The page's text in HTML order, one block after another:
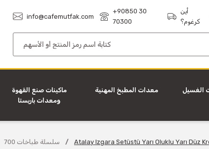
info@cafemutfak.com
+90850 30
70300
أين
كرغوم؟
ماكينات صنع القهوة
ومعدات باريستا
معدات المطبخ المهنية الغسيل
700 سلسلة طباخات Atalay Izgara Setüstü Yarı Oluklu Yarı Düz